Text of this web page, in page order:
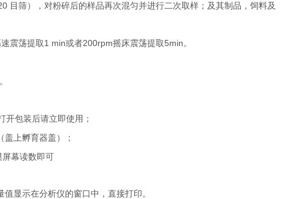
目筛），对粉碎后的样品再次混匀并进行二次取样；及其制品，饲料及
速震荡提取 1 min或者200rpm摇床震荡提取5min。
开包装后请立即使用；
（盖上孵育器盖）；
幕读数即可
显示在分析仪的窗口中，直接打印。